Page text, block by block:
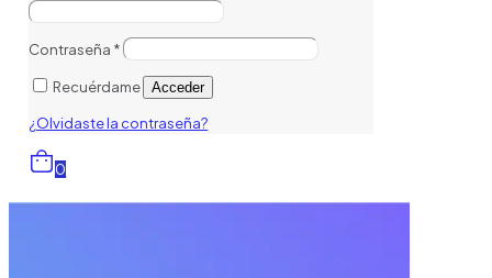
Contraseña *
Recuérdame Acceder
¿Olvidaste la contraseña?
0